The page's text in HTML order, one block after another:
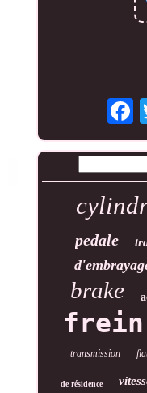
pedale
brake
frein
transmission
de résidence